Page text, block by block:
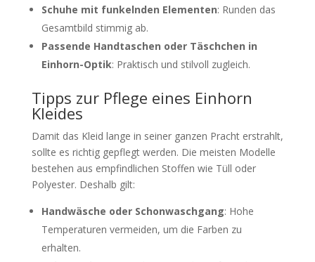
Schuhe mit funkelnden Elementen: Runden das
Gesamtbild stimmig ab.
Passende Handtaschen oder Täschchen in
Einhorn-Optik: Praktisch und stilvoll zugleich.
Tipps zur Pflege eines Einhorn
Kleides
Damit das Kleid lange in seiner ganzen Pracht erstrahlt,
sollte es richtig gepflegt werden. Die meisten Modelle
bestehen aus empfindlichen Stoffen wie Tüll oder
Polyester. Deshalb gilt:
Handwäsche oder Schonwaschgang: Hohe
Temperaturen vermeiden, um die Farben zu
erhalten.